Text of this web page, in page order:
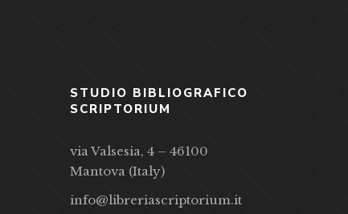
STUDIO BIBLIOGRAFICO
SCRIPTORIUM
via Valsesia, 4 – 46100
Mantova (Italy)
info@libreriascriptorium.it